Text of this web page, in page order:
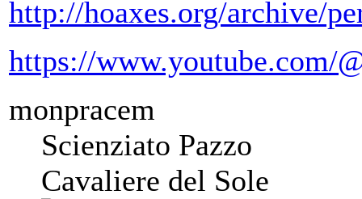
http://hoaxes.org/archive/
https://www.youtube.com/
monpracem
Scienziato Pazzo
Cavaliere del Sole